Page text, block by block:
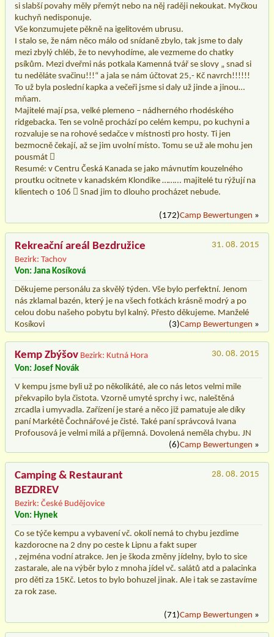
si slabší povahy měly přemýt nebo na něj raději nekoukat. Myčkou
kuchyň nedisponuje.
Vše konzumujete pěkně na igelitovém ubrusu.
I stalo se, že nám něco málo od snídaně zbylo, tak jsme to daly
mezi zbylý chléb, že to nevyhodíme, ale vezmeme do chatky
psíkům. Mezi dveřmi nás potkala Kamenná tvář se slovy „ snad si
tu neděláte svačinu!!!“ a jala se nám účtovat 25,- Kč navrch!!!!!!
To už byla poslední kapka a večeři jsme si daly už jinde a jinou…
mňam.
Majitelé mají psa, velké plemeno – nádherného rhodéského
ridgebacka. Ten se volně prochází po celém kempu, po kuchyni a
rozvaluje se na rohové sedačce v místnosti pro hosty. Ti jen
bezmocně čekají, až se jim uvolní místo. Tomu se už ale mohu jen
pousmát 
Resumé: v Centru Česká Kanada se jako mávnutím kouzelného
proutku ocitnete v kanadském Klondike ……... majitelé tu rýžují na
klientech o 106  Snad jim to dlouho procházet nebude.
(172)Camp Bewertungen »
Rekreační areál Bezdružice
Bezirk: Tachov
31. 08. 2015
Von: Jana Kosíková
Děkujeme personálu za skvělý týden. Vše bylo perfektní. Jenom
nás zklamal bazén, který je na všech fotkách krásně modrý a po
celou dobu našeho pobytu byl kalný. Přesto děkujeme. Manželé
Kosíkovi
(3)Camp Bewertungen »
Kemp Zbýšov Bezirk: Kutná Hora
30. 08. 2015
Von: Josef Novák
V kempu jsme byli už po několikáté, ale co nás letos velmi mile
překvapilo byla čistota. Vzorně umyté sprchy i wc, naleštěná
zrcadla i umyvadla. Zařízení je staré a něco již pamatuje ale díky
paní Markétě Čochnářové je čisté. Také paní správcová Ivana
Profousová je velmi milá a příjemná. Dovolená neměla chybu. JN
(6)Camp Bewertungen »
Camping & Restaurant
BEZDREV
Bezirk: České Budějovice
28. 08. 2015
Von: Hynek
Co se týče kempu a vybavení vč. okolí nemá to chybu jezdime
kazdorocne na 2 dny po ceste k Lipnu a fakt super
, zejména vodní atrakce. Jen je škoda změny jídelny, bylo to sice
zastarale, ale na výběr bylo z mnoha jídel vč. salátů atd a palacinka
pro děti za 15Kč. Letos to bylo bohuzel jinak. Ale i tak se zastavíme
za rok zase.
(71)Camp Bewertungen »